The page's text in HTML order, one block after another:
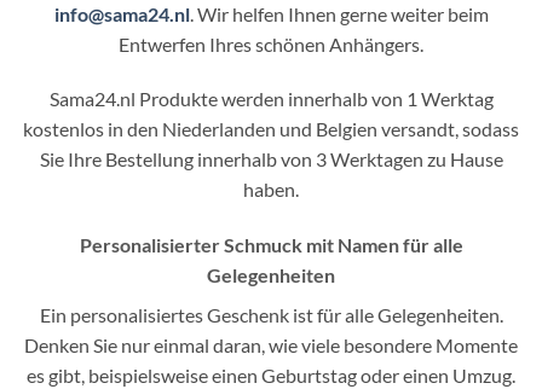
info@sama24.nl. Wir helfen Ihnen gerne weiter beim
Entwerfen Ihres schönen Anhängers.
Sama24.nl Produkte werden innerhalb von 1 Werktag
kostenlos in den Niederlanden und Belgien versandt, sodass
Sie Ihre Bestellung innerhalb von 3 Werktagen zu Hause
haben.
Personalisierter Schmuck mit Namen für alle
Gelegenheiten
Ein personalisiertes Geschenk ist für alle Gelegenheiten.
Denken Sie nur einmal daran, wie viele besondere Momente
es gibt, beispielsweise einen Geburtstag oder einen Umzug.